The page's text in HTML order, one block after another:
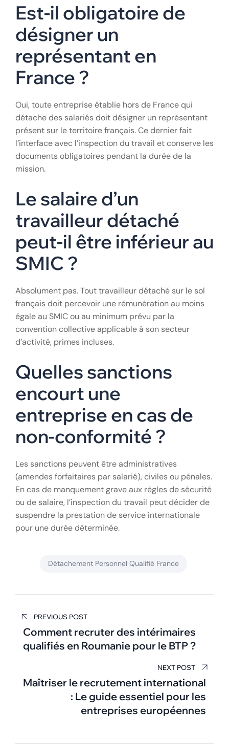
Est-il obligatoire de
désigner un
représentant en
France ?
Oui, toute entreprise établie hors de France qui
détache des salariés doit désigner un représentant
présent sur le territoire français. Ce dernier fait
l’interface avec l’inspection du travail et conserve les
documents obligatoires pendant la durée de la
mission.
Le salaire d’un
travailleur détaché
peut-il être inférieur au
SMIC ?
Absolument pas. Tout travailleur détaché sur le sol
français doit percevoir une rémunération au moins
égale au SMIC ou au minimum prévu par la
convention collective applicable à son secteur
d’activité, primes incluses.
Quelles sanctions
encourt une
entreprise en cas de
non-conformité ?
Les sanctions peuvent être administratives
(amendes forfaitaires par salarié), civiles ou pénales.
En cas de manquement grave aux règles de sécurité
ou de salaire, l’inspection du travail peut décider de
suspendre la prestation de service internationale
pour une durée déterminée.
Détachement Personnel Qualifié France
Navigation
de
l’article
PREVIOUS POST
Comment recruter des intérimaires
qualifiés en Roumanie pour le BTP ?
NEXT POST
Maîtriser le recrutement international
: Le guide essentiel pour les
entreprises européennes